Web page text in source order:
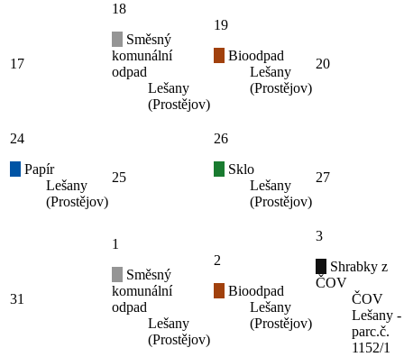
17
18
Směsný
komunální
odpad
Lešany
(Prostějov)
19
Bioodpad
Lešany
(Prostějov)
20
24
Papír
Lešany
(Prostějov)
25
26
Sklo
Lešany
(Prostějov)
27
31
1
Směsný
komunální
odpad
Lešany
(Prostějov)
2
Bioodpad
Lešany
(Prostějov)
3
Shrabky z
ČOV
ČOV
Lešany -
parc.č.
1152/1